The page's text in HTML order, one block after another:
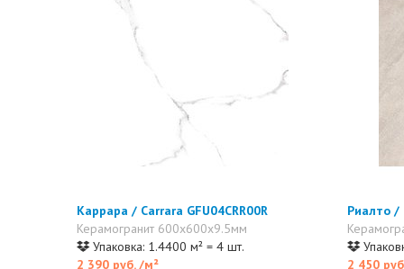
Каррара / Carrara GFU04CRR00R
Керамогранит 600x600x9.5мм
Упаковка: 1.4400 м² = 4 шт.
2 390 руб./м²
Риалто /
2 450